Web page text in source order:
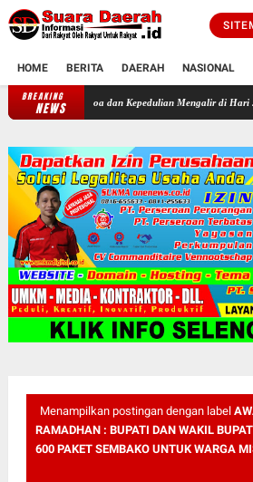
HOME BERITA DAERAH NASIONAL
BREAKING
NEWS Sukacita di Panti Yatim
Menampilkan postingan dengan label
RAMADHAN : BUPATI DAN WAKIL
600 PAKET SEMBAKO UNTUK WARGA